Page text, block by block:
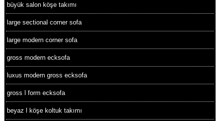
büyük salon köşe takımı
large sectional corner sofa
large modern corner sofa
gross modern ecksofa
luxus modern gross ecksofa
gross l form ecksofa
beyaz l köşe koltuk takımı